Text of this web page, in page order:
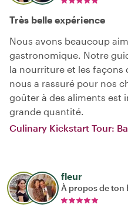
Très belle expérience
Nous avons beaucoup
gastronomique. Notre
la nourriture et les façons
nous a rassuré pour nos
goûter à des aliments est
grande quantité.
Culinary Kickstart Tour:
fleur
À propos de ton